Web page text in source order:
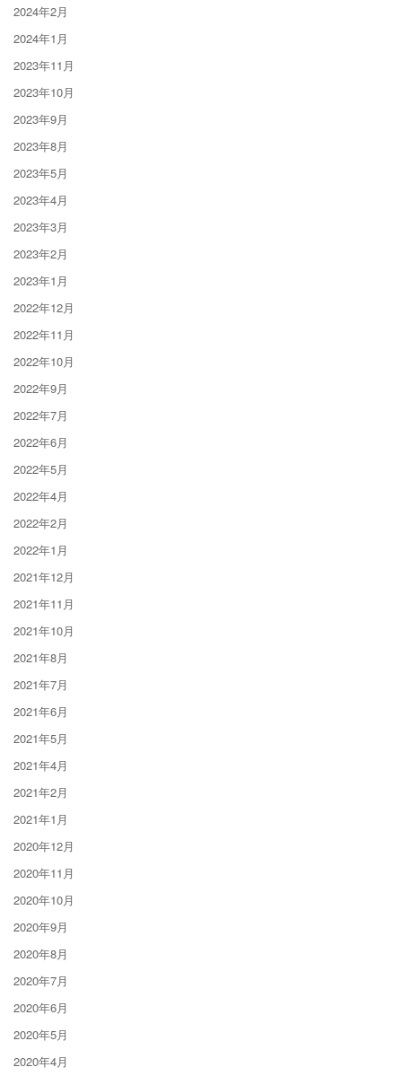
2024年2月
2024年1月
2023年11月
2023年10月
2023年9月
2023年8月
2023年5月
2023年4月
2023年3月
2023年2月
2023年1月
2022年12月
2022年11月
2022年10月
2022年9月
2022年7月
2022年6月
2022年5月
2022年4月
2022年2月
2022年1月
2021年12月
2021年11月
2021年10月
2021年8月
2021年7月
2021年6月
2021年5月
2021年4月
2021年2月
2021年1月
2020年12月
2020年11月
2020年10月
2020年9月
2020年8月
2020年7月
2020年6月
2020年5月
2020年4月